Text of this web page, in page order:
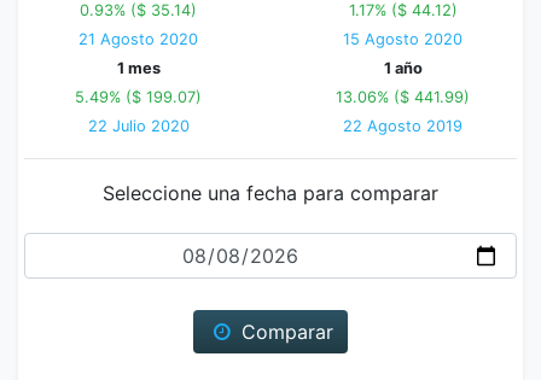
0.93% ($ 35.14)
21 Agosto 2020
1.17% ($ 44.12)
15 Agosto 2020
1 mes
5.49% ($ 199.07)
22 Julio 2020
1 año
13.06% ($ 441.99)
22 Agosto 2019
Seleccione una fecha para comparar
Fecha
Comparar